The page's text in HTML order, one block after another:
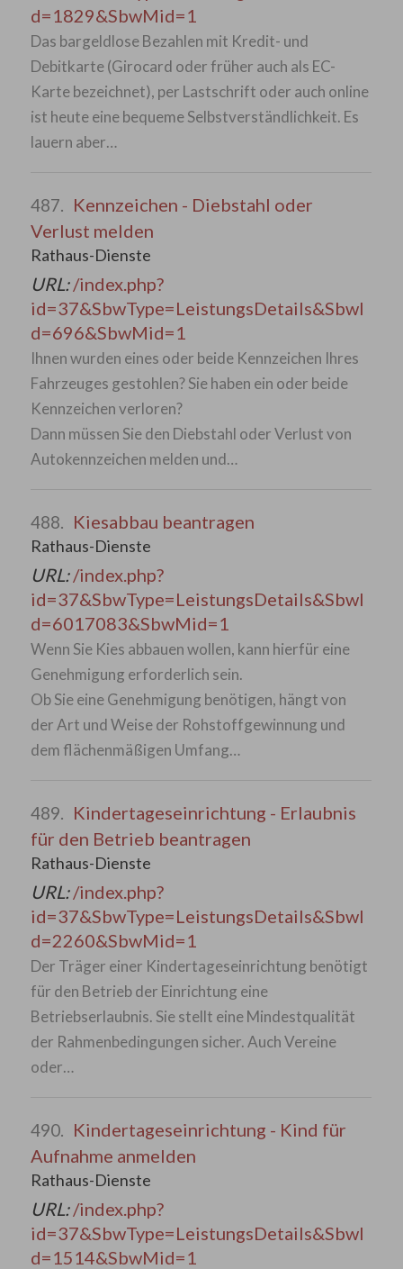
d=1829&SbwMid=1
Das bargeldlose Bezahlen mit Kredit- und
Debitkarte (Girocard oder früher auch als EC-
Karte bezeichnet), per Lastschrift oder auch online
ist heute eine bequeme Selbstverständlichkeit. Es
lauern aber…
487. Kennzeichen - Diebstahl oder
Verlust melden
Rathaus-Dienste
URL:/index.php?
id=37&SbwType=LeistungsDetails&SbwI
d=696&SbwMid=1
Ihnen wurden eines oder beide Kennzeichen Ihres
Fahrzeuges gestohlen? Sie haben ein oder beide
Kennzeichen verloren?
Dann müssen Sie den Diebstahl oder Verlust von
Autokennzeichen melden und…
488. Kiesabbau beantragen
Rathaus-Dienste
URL:/index.php?
id=37&SbwType=LeistungsDetails&SbwI
d=6017083&SbwMid=1
Wenn Sie Kies abbauen wollen, kann hierfür eine
Genehmigung erforderlich sein.
Ob Sie eine Genehmigung benötigen, hängt von
der Art und Weise der Rohstoffgewinnung und
dem flächenmäßigen Umfang…
489. Kindertageseinrichtung - Erlaubnis
für den Betrieb beantragen
Rathaus-Dienste
URL:/index.php?
id=37&SbwType=LeistungsDetails&SbwI
d=2260&SbwMid=1
Der Träger einer Kindertageseinrichtung benötigt
für den Betrieb der Einrichtung eine
Betriebserlaubnis. Sie stellt eine Mindestqualität
der Rahmenbedingungen sicher. Auch Vereine
oder…
490. Kindertageseinrichtung - Kind für
Aufnahme anmelden
Rathaus-Dienste
URL:/index.php?
id=37&SbwType=LeistungsDetails&SbwI
d=1514&SbwMid=1